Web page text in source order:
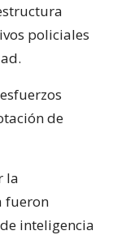
policiales
de
la
fueron
inteligencia